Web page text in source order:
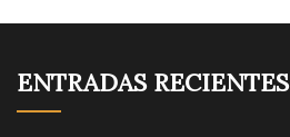
ENTRADAS RECIENTES